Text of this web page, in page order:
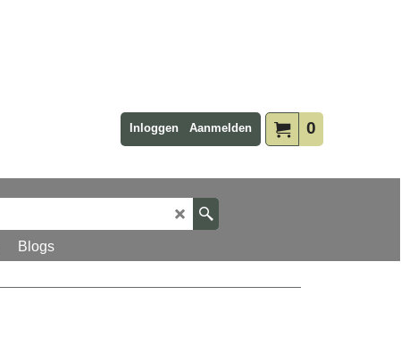
0
Inloggen Aanmelden
Blogs